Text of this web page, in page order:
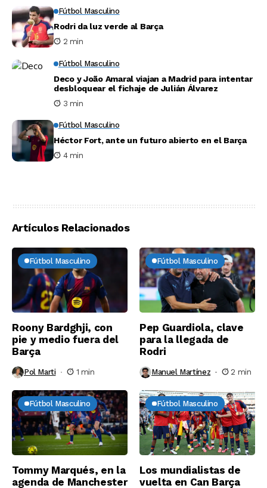
Fútbol Masculino
Rodri da luz verde al Barça
2 min
Fútbol Masculino
Deco y João Amaral viajan a Madrid para intentar
desbloquear el fichaje de Julián Álvarez
3 min
Fútbol Masculino
Héctor Fort, ante un futuro abierto en el Barça
4 min
Artículos Relacionados
Fútbol Masculino
Roony Bardghji, con
pie y medio fuera del
Barça
Pol Marti 1 min
Fútbol Masculino
Pep Guardiola, clave
para la llegada de
Rodri
Manuel Martínez 2 min
Fútbol Masculino
Tommy Marqués, en la
agenda de Manchester
Fútbol Masculino
Los mundialistas de
vuelta en Can Barça